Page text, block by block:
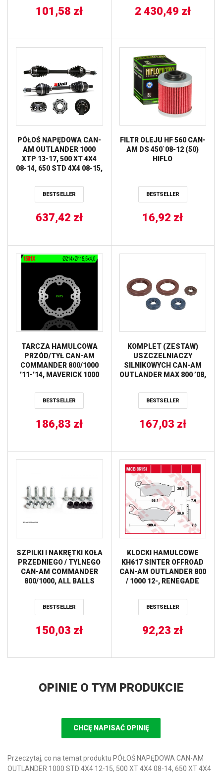
101,58 zł 2 430,49 zł
PÓŁOŚ NAPĘDOWA CAN-
AM OUTLANDER 1000
XTP 13-17, 500 XT 4X4
08-14, 650 STD 4X4 08-15,
EXTREME +20% TYŁ
STRONA LEWA ALL
BESTSELLER
637,42 zł
FILTR OLEJU HF 560 CAN-
AM DS 450`08-12 (50)
HIFLO
BESTSELLER
16,92 zł
TARCZA HAMULCOWA
PRZÓD/TYŁ CAN-AM
COMMANDER 800/1000
’11-’14, MAVERICK 1000
(4X11,5MM) WAVE NG
BESTSELLER
186,83 zł
KOMPLET (ZESTAW)
USZCZELNIACZY
SILNIKOWYCH CAN-AM
OUTLANDER MAX 800 ’08,
’09-’12 ATHENA
BESTSELLER
167,03 zł
SZPILKI I NAKRĘTKI KOŁA
PRZEDNIEGO / TYLNEGO
CAN-AM COMMANDER
800/1000, ALL BALLS
BESTSELLER
150,03 zł
KLOCKI HAMULCOWE
KH617 SINTER OFFROAD
CAN-AM OUTLANDER 800
/ 1000 12-, RENEGADE
TRW LUCAS
BESTSELLER
92,23 zł
OPINIE O TYM PRODUKCIE
CHCĘ NAPISAĆ OPINIĘ
Przeczytaj, co na temat produktu PÓŁOŚ NAPĘDOWA CAN-AM
OUTLANDER 1000 STD 4X4 12-15, 500 XT 4X4 08-14, 650 XT 4X4